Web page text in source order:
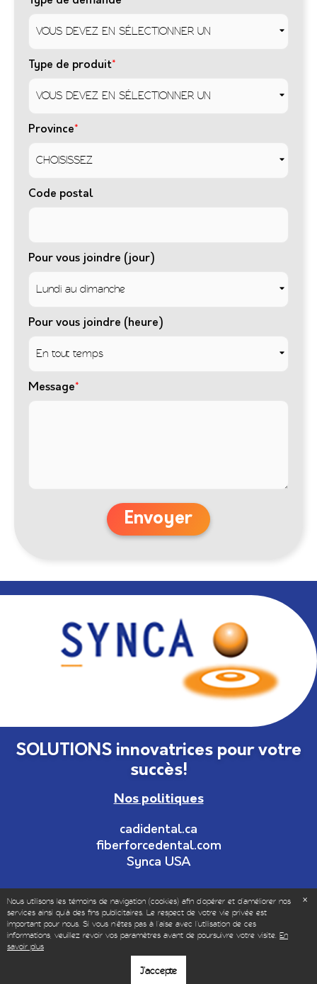
Type de produit*
Province*
Code postal
Pour vous joindre (jour)
Pour vous joindre (heure)
Message*
SOLUTIONS innovatrices pour votre
succès!
Nos politiques
cadidental.ca
fiberforcedental.com
Synca USA
© Copyrights 1999-2025 – Tous droits réservés | Vendu
uniquement aux professionnels dentaires et de la santé.
Politique de vie privée
Nous utilisons les témoins de navigation (cookies) afin d'opérer et d’améliorer nos
services ainsi qu'à des fins publicitaires. Le respect de votre vie privée est
important pour nous. Si vous n'êtes pas à l'aise avec l'utilisation de ces
informations, veuillez revoir vos paramètres avant de poursuivre votre visite. En
savoir plus
J'accepte